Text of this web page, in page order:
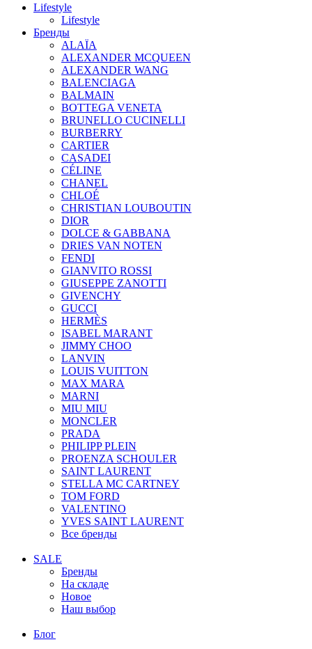
Lifestyle
Lifestyle
Бренды
ALAÏA
ALEXANDER MCQUEEN
ALEXANDER WANG
BALENCIAGA
BALMAIN
BOTTEGA VENETA
BRUNELLO CUCINELLI
BURBERRY
CARTIER
CASADEI
CÉLINE
CHANEL
CHLOÉ
CHRISTIAN LOUBOUTIN
DIOR
DOLCE & GABBANA
DRIES VAN NOTEN
FENDI
GIANVITO ROSSI
GIUSEPPE ZANOTTI
GIVENCHY
GUCCI
HERMÈS
ISABEL MARANT
JIMMY CHOO
LANVIN
LOUIS VUITTON
MAX MARA
MARNI
MIU MIU
MONCLER
PRADA
PHILIPP PLEIN
PROENZA SCHOULER
SAINT LAURENT
STELLA MC CARTNEY
TOM FORD
VALENTINO
YVES SAINT LAURENT
Все бренды
SALE
Бренды
На складе
Новое
Наш выбор
Блог